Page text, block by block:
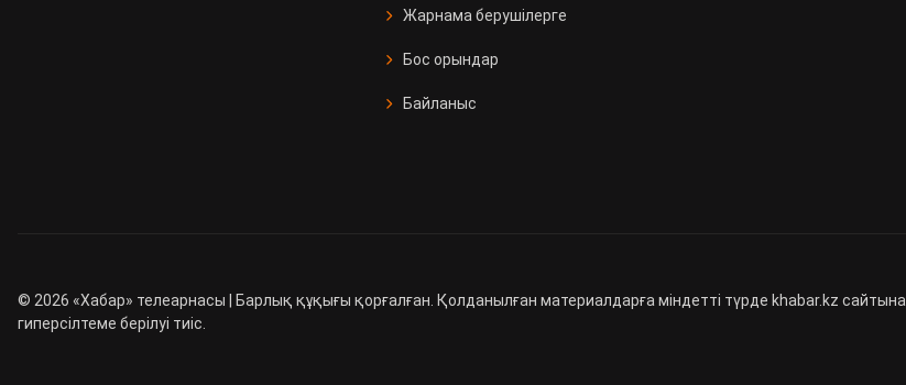
Жарнама берушілерге
Бос орындар
Байланыс
© 2026 «Хабар» телеарнасы | Барлық құқығы қорғалған. Қолданылған материалдарға міндетті түрде khabar.kz сайтына
гиперсілтеме берілуі тиіс.